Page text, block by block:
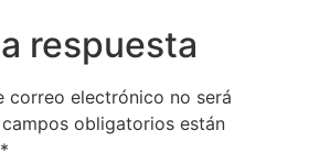
respuesta
correo electrónico no será
obligatorios están
*